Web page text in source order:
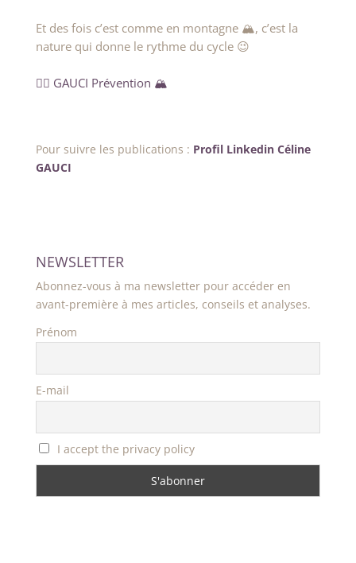
Et des fois c’est comme en montagne 🏔, c’est la
nature qui donne le rythme du cycle 😉
👷‍♀️ GAUCI Prévention 🏔️
Pour suivre les publications : Profil Linkedin Céline
GAUCI
NEWSLETTER
Abonnez-vous à ma newsletter pour accéder en
avant-première à mes articles, conseils et analyses.
Prénom
E-mail
I accept the privacy policy